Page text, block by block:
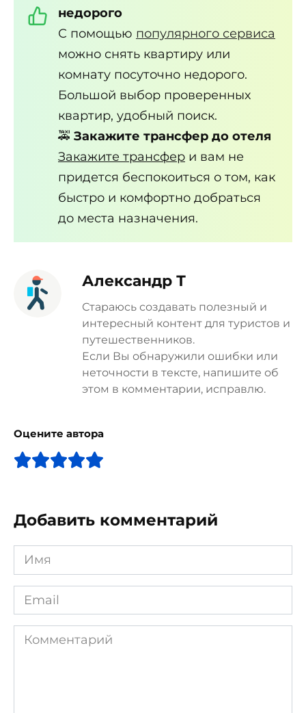
недорого
С помощью популярного сервиса
можно снять квартиру или
комнату посуточно недорого.
Большой выбор проверенных
квартир, удобный поиск.
🚕 Закажите трансфер до отеля
Закажите трансфер и вам не
придется беспокоиться о том, как
быстро и комфортно добраться
до места назначения.
Александр Т
Стараюсь создавать полезный и
интересный контент для туристов и
путешественников.
Если Вы обнаружили ошибки или
неточности в тексте, напишите об
этом в комментарии, исправлю.
Оцените автора
Добавить комментарий
Имя
*
Email
*
Комментарий